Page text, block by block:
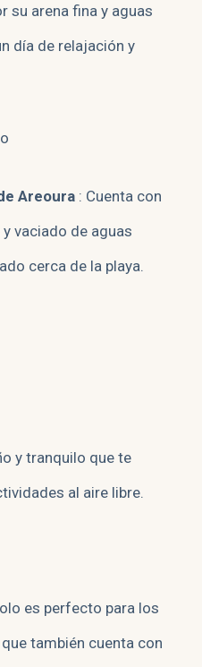
su arena fina y aguas
día de relajación y
Areoura : Cuenta con
vaciado de aguas
cerca de la playa.
y tranquilo que te
al aire libre.
es perfecto para los
también cuenta con